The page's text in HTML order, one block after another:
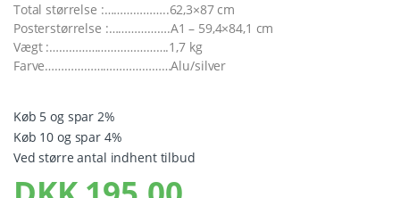
Total størrelse :………………..62,3×87 cm
Posterstørrelse :……………….A1 – 59,4×84,1 cm
Vægt :……………………………….1,7 kg
Farve…………………………………Alu/silver
Køb 5 og spar 2%
Køb 10 og spar 4%
Ved større antal indhent tilbud